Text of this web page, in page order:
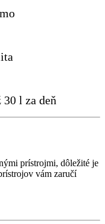
l za deň
prístrojmi, dôležité je
vám zaručí